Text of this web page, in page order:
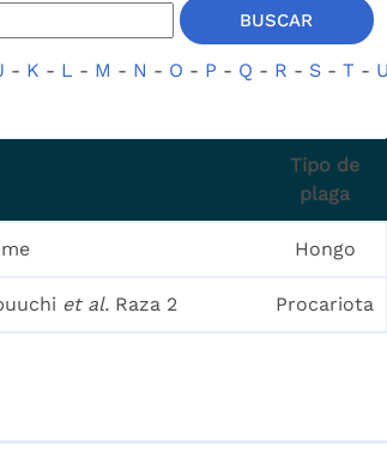
- K - L - M - N - O - P - Q - R - S - T - U
Tipo de
plaga
Hongo
et al. Raza 2 Procariota